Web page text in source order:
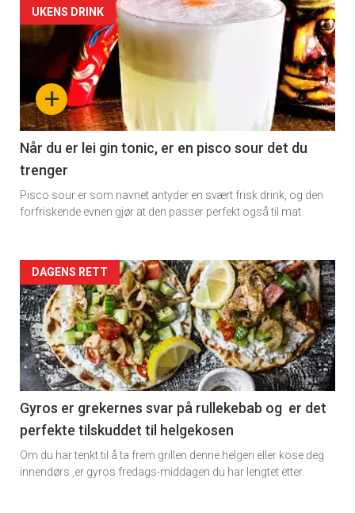
Artikler
detail
section
11
Dagens
rett
+
UKENS DRINK
Når du er lei gin tonic, er en pisco sour det du
trenger
Pisco sour er som navnet antyder en svært frisk drink, og den
forfriskende evnen gjør at den passer perfekt også til mat.
Artikler
detail
-
section
11
Dagens
rett
DAGENS RETT
Gyros er grekernes svar på rullekebab og er det
perfekte tilskuddet til helgekosen
Om du har tenkt til å ta frem grillen denne helgen eller kose deg
innendørs ,er gyros fredags-middagen du har lengtet etter.